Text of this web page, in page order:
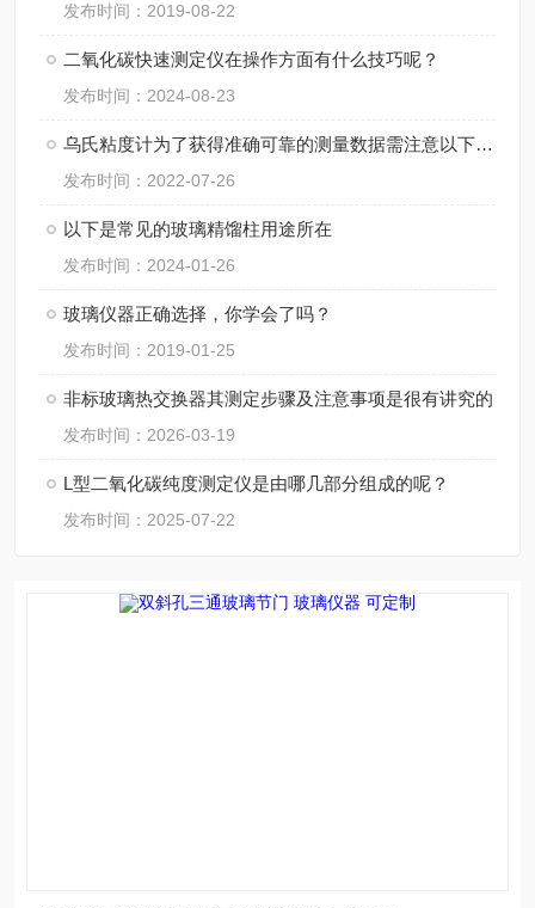
发布时间：2019-08-22
二氧化碳快速测定仪在操作方面有什么技巧呢？
发布时间：2024-08-23
乌氏粘度计为了获得准确可靠的测量数据需注意以下几点
发布时间：2022-07-26
以下是常见的玻璃精馏柱用途所在
发布时间：2024-01-26
玻璃仪器正确选择，你学会了吗？
发布时间：2019-01-25
非标玻璃热交换器其测定步骤及注意事项是很有讲究的
发布时间：2026-03-19
L型二氧化碳纯度测定仪是由哪几部分组成的呢？
发布时间：2025-07-22